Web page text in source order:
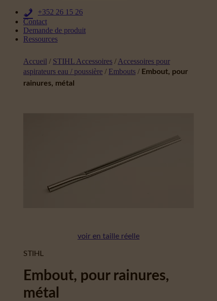
+352 26 15 26
Contact
Demande de produit
Ressources
Accueil / STIHL Accessoires / Accessoires pour
aspirateurs eau / poussière / Embouts / Embout, pour
rainures, métal
voir en taille réelle
STIHL
Embout, pour rainures,
métal